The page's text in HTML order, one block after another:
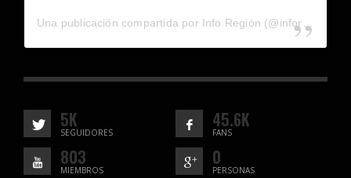
5K
SEGUIDORES
45.6K
FANS
803
MIEMBROS
0
PERSONAS